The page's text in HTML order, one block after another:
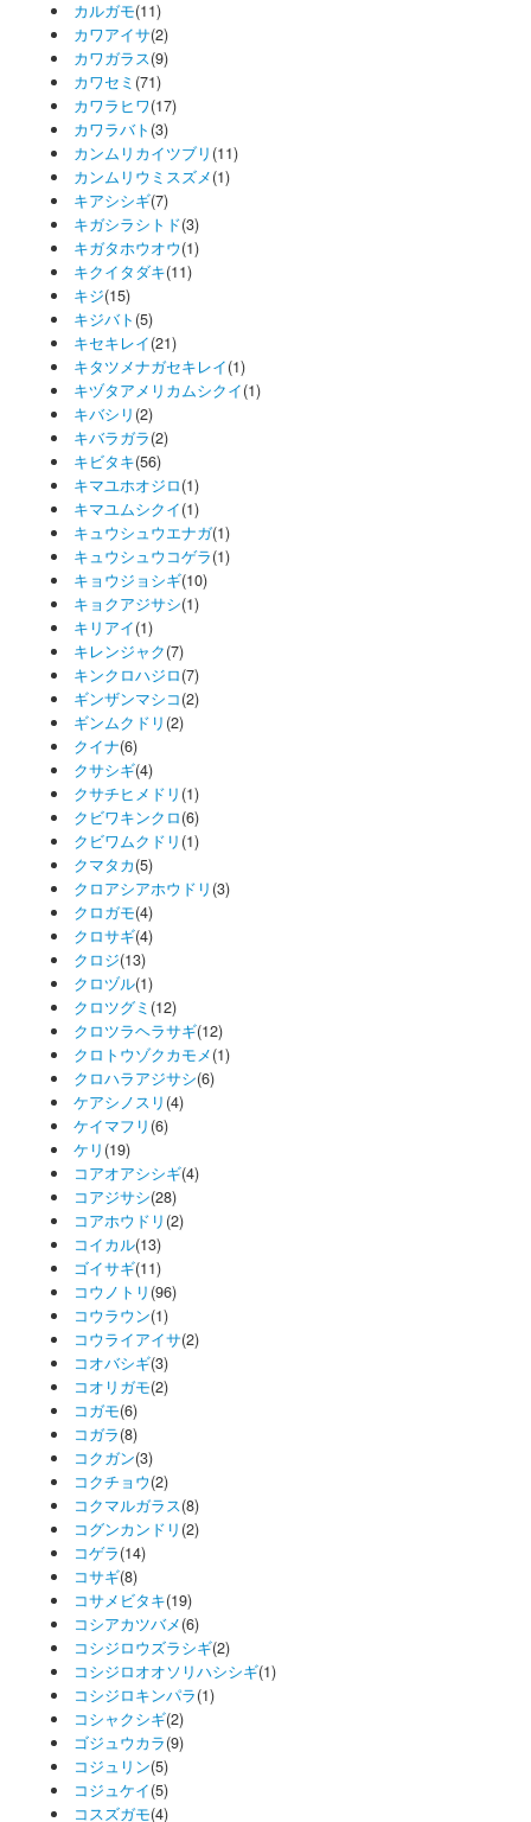
カルガモ(11)
カワアイサ(2)
カワガラス(9)
カワセミ (71)
カワラヒワ(17)
カワラバト (3)
カンムリカイツブリ (11)
カンムリウミスズメ(1)
キアシシギ(7)
キガシラシトド(3)
キガタホウオウ(1)
キクイタダキ(11)
キジ(15)
キジバト (5)
キセキレイ(21)
キタツメナガセキレイ(1)
キヅタアメリカムシクイ(1)
キバシリ (2)
キバラガラ(2)
キビタキ(56)
キマユホオジロ(1)
キマユムシクイ(1)
キュウシュウエナガ(1)
キュウシュウコゲラ(1)
キョウジョシギ(10)
キョクアジサシ(1)
キリアイ(1)
キレンジャク(7)
キンクロハジロ(7)
ギンザンマシコ(2)
ギンムクドリ (2)
クイナ(6)
クサシギ(4)
クサチヒメドリ (1)
クビワキンクロ(6)
クビワムクドリ (1)
クマタカ(5)
クロアシアホウドリ (3)
クロガモ(4)
クロサギ(4)
クロジ(13)
クロヅル(1)
クロツグミ (12)
クロツラヘラサギ(12)
クロトウゾクカモメ(1)
クロハラアジサシ(6)
ケアシノスリ (4)
ケイマフリ (6)
ケリ (19)
コアオアシシギ(4)
コアジサシ(28)
コアホウドリ (2)
コイカル(13)
ゴイサギ(11)
コウノトリ (96)
コウラウン(1)
コウライアイサ(2)
コオバシギ(3)
コオリガモ(2)
コガモ(6)
コガラ(8)
コクガン(3)
コクチョウ(2)
コクマルガラス(8)
コグンカンドリ (2)
コゲラ(14)
コサギ(8)
コサメビタキ(19)
コシアカツバメ(6)
コシジロウズラシギ(2)
コシジロオオソリハシシギ(1)
コシジロキンパラ(1)
コシャクシギ(2)
ゴジュウカラ(9)
コジュリン(5)
コジュケイ(5)
コスズガモ(4)